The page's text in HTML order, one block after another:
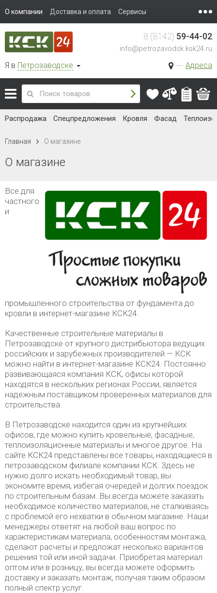
О компании Доставка и оплата Сервисы
Я в Петрозаводске Адреса
8 (8142) 59-44-02
info@petrozavodsk.ksk24.ru
Распродажа Спецпредложения Кровля Фасад
Главная О магазине
О магазине
Все для
частного
и
промышленного строительства от фундамента до
кровли в интернет-магазине КСК24.
Качественные строительные материалы в
Петрозаводске от крупного дистрибьютора ведущих
российских и зарубежных производителей — КСК
можно найти в интернет-магазине КСК24. Постоянно
развивающаяся компания КСК, офисы которой
находятся в нескольких регионах России, является
надежным поставщиком проверенных материалов для
строительства.
В Петрозаводске находится один из крупнейших
офисов, где можно купить кровельные, фасадные,
теплоизоляционные материалы и многое другое. На
сайте КСК24 представлены все товары, находящиеся в
петрозаводском филиале компании КСК. Здесь не
нужно долго искать необходимый товар, вы
экономите время, избегая очередей и долгих поездок
по строительным базам. Вы всегда можете заказать
необходимое количество материалов, не сталкиваясь
с проблемой его нехватки в обычном магазине. Наши
менеджеры ответят на любой ваш вопрос по
характеристикам материала, особенностям монтажа,
сделают расчеты и предложат несколько вариантов
решения той или иной задачи. Приобретая материал
оптом или в розницу, вы всегда можете оформить
доставку и заказать монтаж, получая таким образом
полный спектр услуг.